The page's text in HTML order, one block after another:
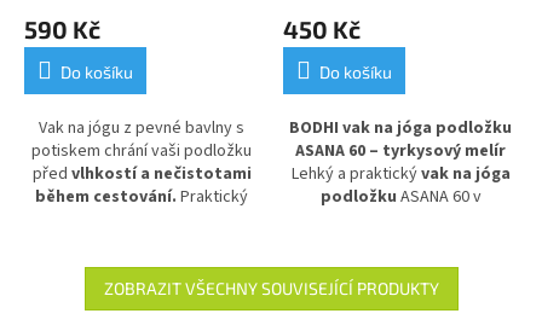
590 Kč
Do košíku
Vak na jógu z pevné bavlny s
potiskem chrání vaši podložku
před vlhkostí a nečistotami
během cestování. Praktický
pomůcky.Ideální doplněk pro
bezpečný a pohodlný
transport jógové výbavy.
450 Kč
Do košíku
BODHI vak na jóga podložku
ASANA 60 – tyrkysový melír
Lehký a praktickývak na jóga
podložku ASANA 60 v
omyvatelného materiálu
chrání podložku před vlhkostí a
nečistotami. Ideální pro
ZOBRAZIT VŠECHNY SOUVISEJÍCÍ PRODUKTY